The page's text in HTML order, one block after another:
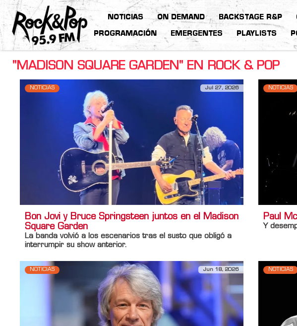
NOTICIAS ON DEMAND BACKSTAGE R&P
PROGRAMACIÓN EMERGENTES PLAYLISTS
"MADISON SQUARE GARDEN" EN ROCK & POP
NOTICIAS Jul 27, 2026
Bon Jovi y Bruce Springsteen juntos en el Madison
Square Garden
La banda volvió a los escenarios tras el susto que obligó a
interrumpir su show anterior.
NOTICIAS
Paul
Y
NOTICIAS Jun 18, 2026 NOTICIAS